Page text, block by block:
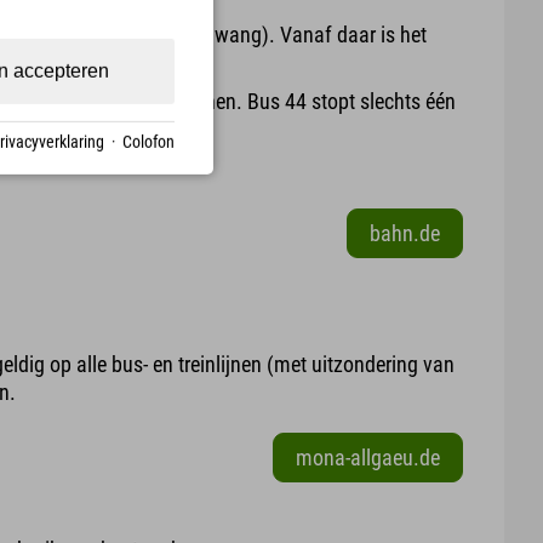
(Langenwang). Vanaf daar is het
alleen regionale treinen. Bus 44 stopt slechts één
bahn.de
op alle bus- en treinlijnen (met uitzondering van
mona-allgaeu.de
accepteren
· Colofon